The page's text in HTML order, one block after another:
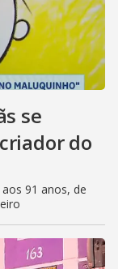
se
do
91 anos, de